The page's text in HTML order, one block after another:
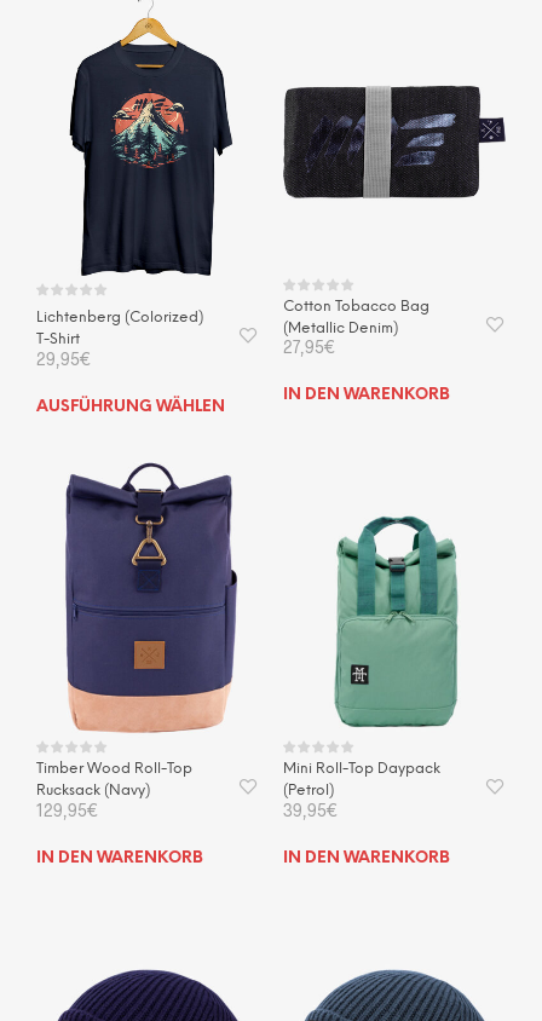
Lichtenberg (Colorized)
T-Shirt
29,95€
AUSFÜHRUNG WÄHLEN
Dieses
Produktseite
Cotton Tobacco Bag
(Metallic Denim)
27,95€
IN DEN WARENKORB
Timber Wood Roll-Top
Rucksack (Navy)
129,95€
IN DEN WARENKORB
Mini Roll-Top Daypack
(Petrol)
39,95€
IN DEN WARENKORB